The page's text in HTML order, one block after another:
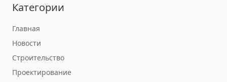
Категории
Главная
Новости
Строительство
Проектирование